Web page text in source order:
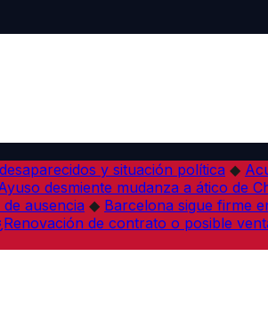
y situación política ◆
desmiente mudanza a ático de
ausencia ◆ Barcelona sigue firme
de contrato o posible